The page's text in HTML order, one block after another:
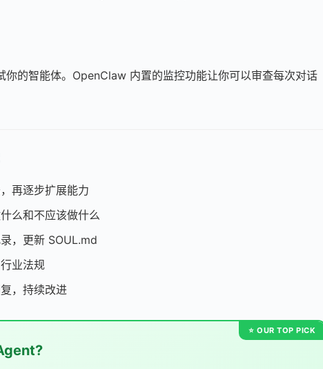
你的智能体。OpenClaw 内置的监控功能让你可以审查每次对话
再逐步扩展能力
么和不应该做什么
，更新 SOUL.md
业法规
，持续改进